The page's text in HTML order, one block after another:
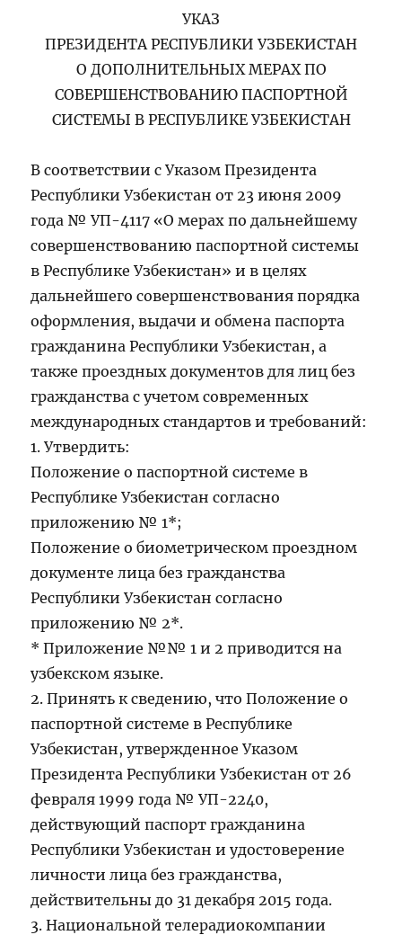
УКАЗ
ПРЕЗИДЕНТА РЕСПУБЛИКИ УЗБЕКИСТАН
О ДОПОЛНИТЕЛЬНЫХ МЕРАХ ПО
СОВЕРШЕНСТВОВАНИЮ ПАСПОРТНОЙ
СИСТЕМЫ В РЕСПУБЛИКЕ УЗБЕКИСТАН
В соответствии с Указом Президента
Республики Узбекистан от 23 июня 2009
года № УП-4117 «О мерах по дальнейшему
совершенствованию паспортной системы
в Республике Узбекистан» и в целях
дальнейшего совершенствования порядка
оформления, выдачи и обмена паспорта
гражданина Республики Узбекистан, а
также проездных документов для лиц без
гражданства с учетом современных
международных стандартов и требований:
1. Утвердить:
Положение о паспортной системе в
Республике Узбекистан согласно
приложению № 1*;
Положение о биометрическом проездном
документе лица без гражданства
Республики Узбекистан согласно
приложению № 2*.
* Приложение №№ 1 и 2 приводится на
узбекском языке.
2. Принять к сведению, что Положение о
паспортной системе в Республике
Узбекистан, утвержденное Указом
Президента Республики Узбекистан от 26
февраля 1999 года № УП-2240,
действующий паспорт гражданина
Республики Узбекистан и удостоверение
личности лица без гражданства,
действительны до 31 декабря 2015 года.
3. Национальной телерадиокомпании